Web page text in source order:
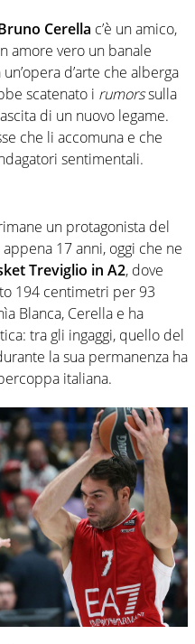
Cerella c’è un amico,
amore vero un banale
d’arte che alberga
scatenato i rumorssulla
di un nuovo legame.
che li accomuna e che
sentimentali.
un protagonista del
17 anni, oggi che ne
Treviglio in A2, dove
194 centimetri per 93
Blanca, Cerella e ha
tra gli ingaggi, quello del
la sua permanenza ha
italiana.